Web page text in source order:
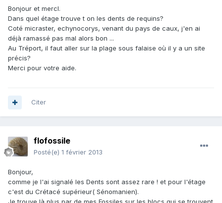
Bonjour et mercI.
Dans quel étage trouve t on les dents de requins?
Coté micraster, echynocorys, venant du pays de caux, j'en ai
déjà ramassé pas mal alors bon ...
Au Tréport, il faut aller sur la plage sous falaise où il y a un site
précis?
Merci pour votre aide.
Citer
flofossile
Posté(e) 1 février 2013
Bonjour,
comme je l'ai signalé les Dents sont assez rare ! et pour l'étage
c'est du Crétacé supérieur( Sénomanien).